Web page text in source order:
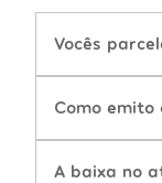
Vocês
Como emito
A baixa no